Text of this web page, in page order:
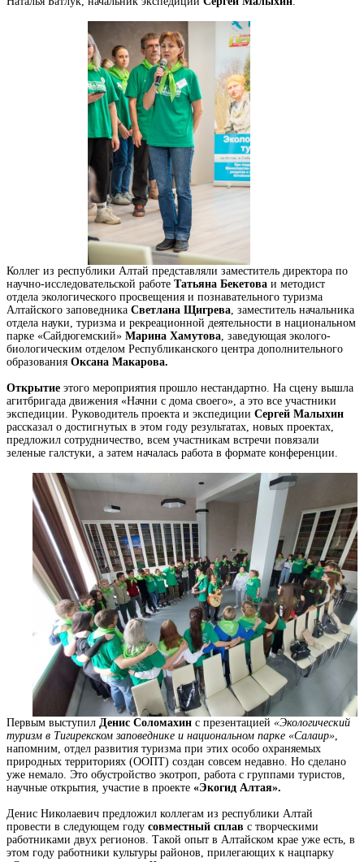
Коллег из республики Алтай представляли заместитель директора по
научно-исследовательской работе Татьяна Бекетова и методист
отдела экологического просвещения и познавательного туризма
Алтайского заповедника Светлана Щигрева , заместитель начальника
отдела науки, туризма и рекреационной деятельности в национальном
парке «Сайдюгемский» Марина Хамутова , заведующая эколого-
биологическим отделом Республиканского центра дополнительного
образования Оксана Макарова.
Открытие этого мероприятия прошло нестандартно. На сцену вышла
агитбригада движения «Начни с дома своего», а это все участники
экспедиции. Руководитель проекта и экспедиции Сергей Малыхин
рассказал о достигнутых в этом году результатах, новых проектах,
предложил сотрудничество, всем участникам встречи повязали
зеленые галстуки, а затем началась работа в формате конференции.
Первым выступил Денис Соломахин с презентацией «Экологический
туризм в Тигирекском заповеднике и национальном парке «Салаир»
напомним, отдел развития туризма при этих особо охраняемых
природных территориях (ООПТ) создан совсем недавно. Но сделано
уже немало. Это обустройство экотроп, работа с группами туристов,
научные открытия, участие в проекте «Экогид Алтая».
Денис Николаевич предложил коллегам из республики Алтай
провести в следующем году совместный сплав с творческими
работниками двух регионов. Такой опыт в Алтайском крае уже есть, в
этом году работники культуры районов, прилегающих к нацпарку